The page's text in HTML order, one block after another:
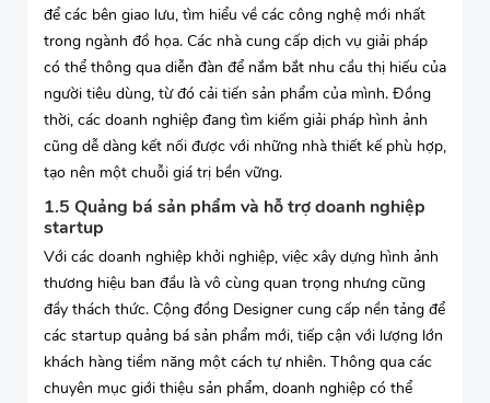
để các bên giao lưu, tìm hiểu về các công nghệ mới nhất
trong ngành đồ họa. Các nhà cung cấp dịch vụ giải pháp
có thể thông qua diễn đàn để nắm bắt nhu cầu thị hiếu của
người tiêu dùng, từ đó cải tiến sản phẩm của mình. Đồng
thời, các doanh nghiệp đang tìm kiếm giải pháp hình ảnh
cũng dễ dàng kết nối được với những nhà thiết kế phù hợp,
tạo nên một chuỗi giá trị bền vững.
1.5 Quảng bá sản phẩm và hỗ trợ doanh nghiệp
startup
Với các doanh nghiệp khởi nghiệp, việc xây dựng hình ảnh
thương hiệu ban đầu là vô cùng quan trọng nhưng cũng
đầy thách thức. Cộng đồng Designer cung cấp nền tảng để
các startup quảng bá sản phẩm mới, tiếp cận với lượng lớn
khách hàng tiềm năng một cách tự nhiên. Thông qua các
chuyên mục giới thiệu sản phẩm, doanh nghiệp có thể